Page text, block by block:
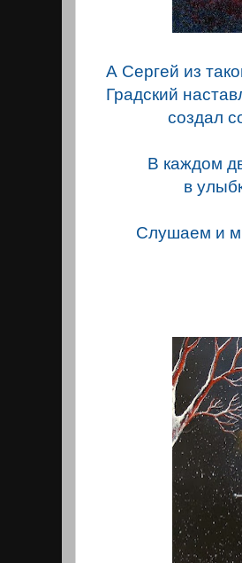
А Сергей из
Градский
создал
В каждом
в
Слушаем и